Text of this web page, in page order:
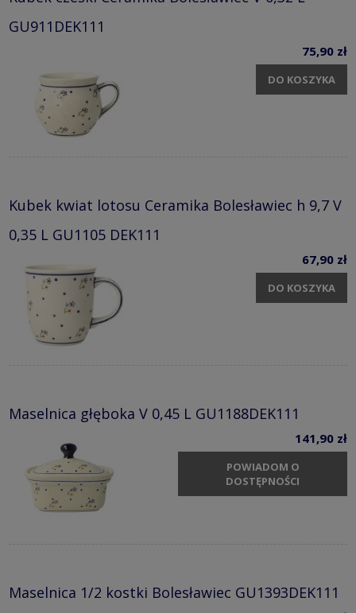
GU911DEK111
75,90 zł
DO KOSZYKA
Kubek kwiat lotosu Ceramika Bolesławiec h 9,7 V
0,35 L GU1105 DEK111
67,90 zł
DO KOSZYKA
Maselnica głęboka V 0,45 L GU1188DEK111
141,90 zł
POWIADOM O
DOSTĘPNOŚCI
Maselnica 1/2 kostki Bolesławiec GU1393DEK111